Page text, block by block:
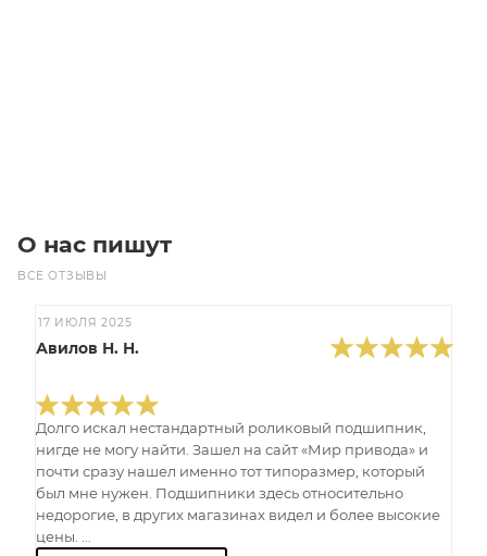
О нас пишут
ВСЕ ОТЗЫВЫ
17 ИЮЛЯ 2025
Авилов Н. Н.
Долго искал нестандартный роликовый подшипник,
нигде не могу найти. Зашел на сайт «Мир привода» и
почти сразу нашел именно тот типоразмер, который
был мне нужен. Подшипники здесь относительно
недорогие, в других магазинах видел и более высокие
цены. ...